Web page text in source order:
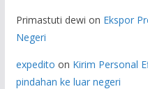
Primastuti dewi on Ekspor
Negeri
expedito on Kirim Personal
pindahan ke luar negeri